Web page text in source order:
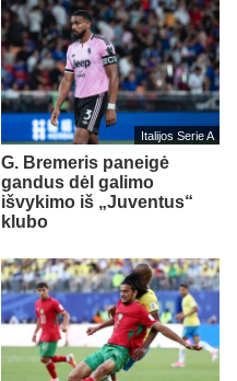
Italijos Serie A
G. Bremeris paneigė
gandus dėl galimo
išvykimo iš „Juventus“
klubo